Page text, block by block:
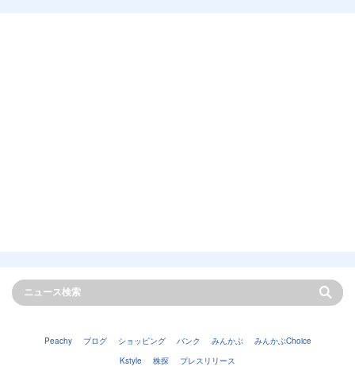
Peachy ブログ ショッピング バンク みんかぶ
みんかぶChoice
Kstyle
株探 プレスリリース